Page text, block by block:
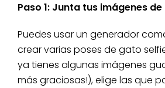
Paso 1: Junta tus imágenes
Puedes usar un generador
crear varias poses de gato
ya tienes algunas imágenes
más graciosas!), elige las que